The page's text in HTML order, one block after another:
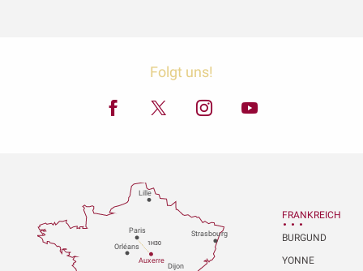
Folgt uns!
Paris
Dijon
Orléans
Auxerre
Strasbourg
Lille
1H30
FRANKREICH
BURGUND
YONNE